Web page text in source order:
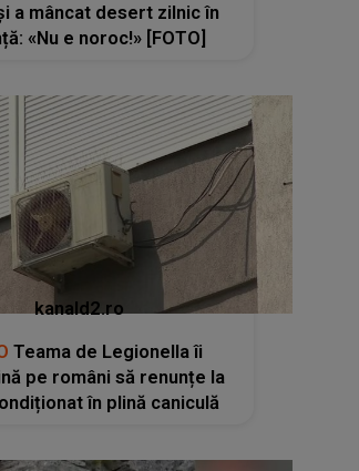
a mâncat desert zilnic în
«Nu e noroc!» [FOTO]
kanald2.ro
Teama de Legionella îi
pe români să renunțe la
în plină caniculă